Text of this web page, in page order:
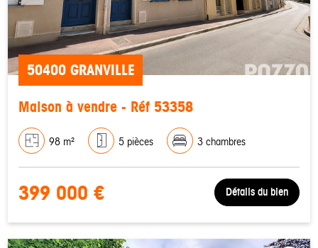
50400 GRANVILLE
Maison à vendre - Réf 53358
98 m² 5 pièces 3 chambres
399 000 € Détails du bien